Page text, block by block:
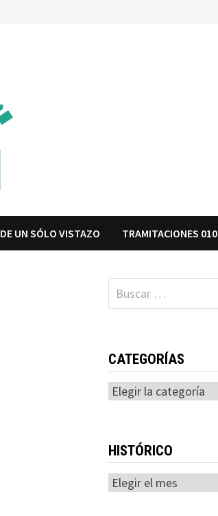
DE UN SÓLO VISTAZO TRAMITACIONES 010
Buscar:
CATEGORÍAS
Categorías
HISTÓRICO
Histórico